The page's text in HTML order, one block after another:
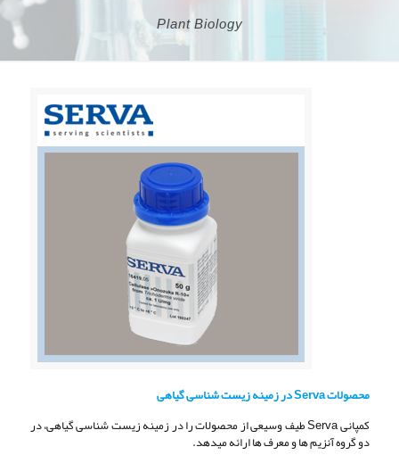
Plant Biology
محصولات Serva در زمینه زیست شناسی گیاهی
کمپانی Serva طیف وسیعی از محصولات را در زمینه زیست شناسی گیاهی، در
دو گروه آنزیم ها و معرف ها ارائه میدهد.